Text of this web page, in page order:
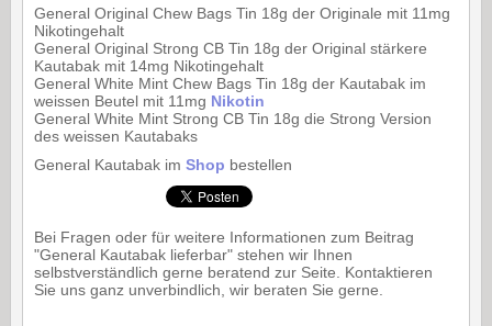
General Original Chew Bags Tin 18g der Originale mit 11mg
Nikotingehalt
General Original Strong CB Tin 18g der Original stärkere
Kautabak mit 14mg Nikotingehalt
General White Mint Chew Bags Tin 18g der Kautabak im
weissen Beutel mit 11mg Nikotin
General White Mint Strong CB Tin 18g die Strong Version
des weissen Kautabaks
General Kautabak im Shop bestellen
Bei Fragen oder für weitere Informationen zum Beitrag
"General Kautabak lieferbar" stehen wir Ihnen
selbstverständlich gerne beratend zur Seite. Kontaktieren
Sie uns ganz unverbindlich, wir beraten Sie gerne.